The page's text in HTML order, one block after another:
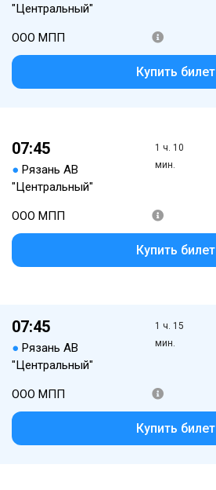
"Центральный"
ООО МПП
Купить билет
07:45
● Рязань АВ
"Центральный"
1 ч. 10
мин.
ООО МПП
Купить билет
07:45
● Рязань АВ
"Центральный"
1 ч. 15
мин.
ООО МПП
Купить билет